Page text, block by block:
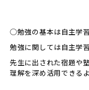
◯勉強の基本は自主学
勉強に関しては自主学習
先生に出された宿題や
理解を深め活用できる